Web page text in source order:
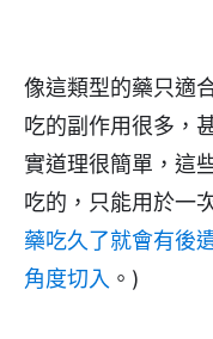
像這類型的藥只適
吃的副作用很多，
實道理很簡單，這
吃的，只能用於一
藥吃久了就會有後
角度切入 。)